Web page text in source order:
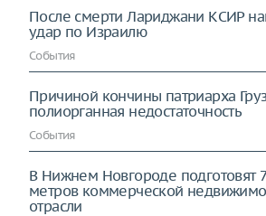
После смерти Лариджани КСИР
удар по Израилю
События
Причиной кончины патриарха
полиорганная недостаточность
События
В Нижнем Новгороде подготовят
метров коммерческой
отрасли